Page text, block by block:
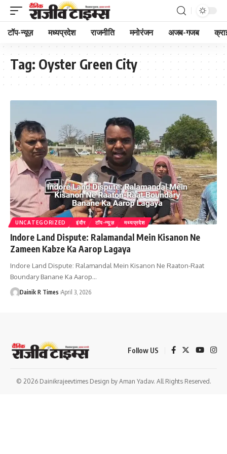
टॉप-न्यूज़ मध्यप्रदेश राजनीति मनोरंजन अजब-गजब
Tag: Oyster Green City
UNCATEGORIZED इंदौर टॉप-न्यूज़ मध्यप्रदेश
Indore Land Dispute: Ralamandal Mein Kisanon Ne
Zameen Kabze Ka Aarop Lagaya
Indore Land Dispute: Ralamandal Mein Kisanon Ne Raaton-Raat
Boundary Banane Ka Aarop…
Dainik R Times April 3, 2026
Follow US
© 2026 Dainikrajeevtimes Design by Aman Yadav. All Rights Reserved.